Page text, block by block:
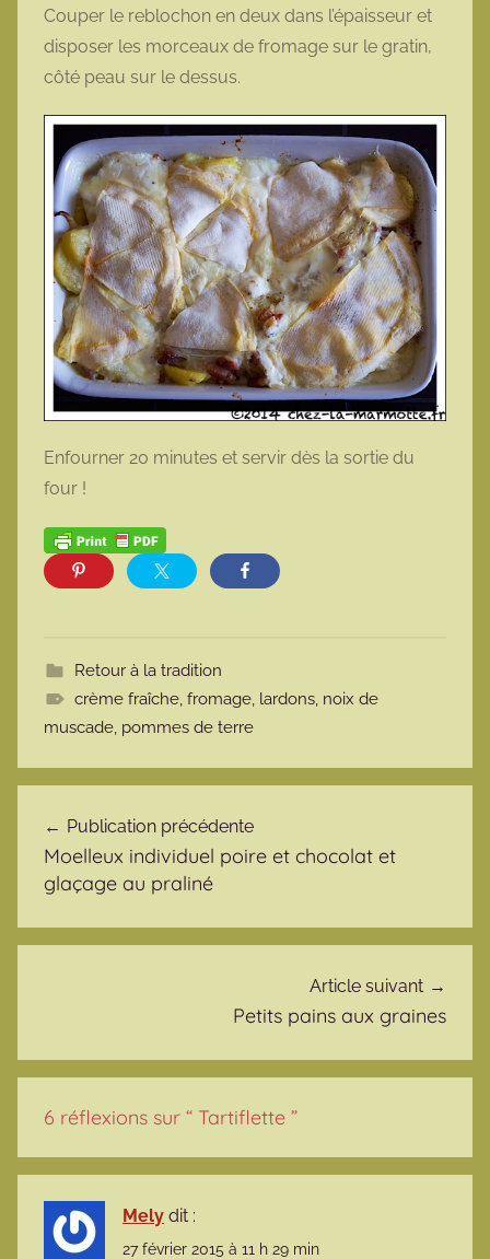
Couper le reblochon en deux dans l’épaisseur et
disposer les morceaux de fromage sur le gratin,
côté peau sur le dessus.
Enfourner 20 minutes et servir dès la sortie du
four !
Retour à la tradition
crème fraîche, fromage, lardons, noix de
muscade, pommes de terre
Publication précédente
Moelleux individuel poire et chocolat et
glaçage au praliné
Article suivant
Petits pains aux graines
6 réflexions sur “ Tartiflette ”
Mely dit :
27 février 2015 à 11 h 29 min